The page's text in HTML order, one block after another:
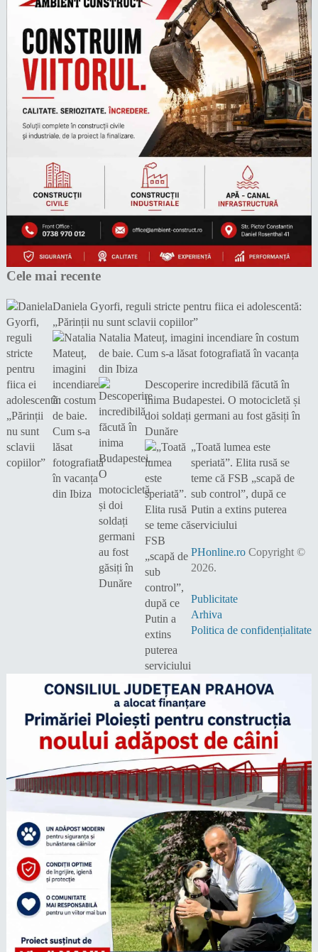
Cele mai recente
Daniela Gyorfi, reguli stricte pentru fiica ei adolescentă:
„Părinții nu sunt sclavii copiilor”
Natalia Mateuț, imagini incendiare în costum
de baie. Cum s-a lăsat fotografiată în vacanța
din Ibiza
Descoperire incredibilă făcută în
inima Budapestei. O motocicletă și
doi soldați germani au fost găsiți în
Dunăre
„Toată lumea este
speriată”. Elita rusă se
teme că FSB „scapă de
sub control”, după ce
Putin a extins puterea
serviciului
PHonline.roCopyright ©
2026.
Publicitate
Arhiva
Politica de confidențialitate